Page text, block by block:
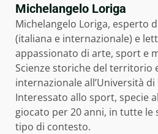
Michelangelo Loriga
Michelangelo Loriga, esperto
(italiana e internazionale) e
appassionato di arte, sport e
Scienze storiche del territorio
internazionale all’Università di
Interessato allo sport, specie
giocato per 20 anni, in tutte le
tipo di contesto.